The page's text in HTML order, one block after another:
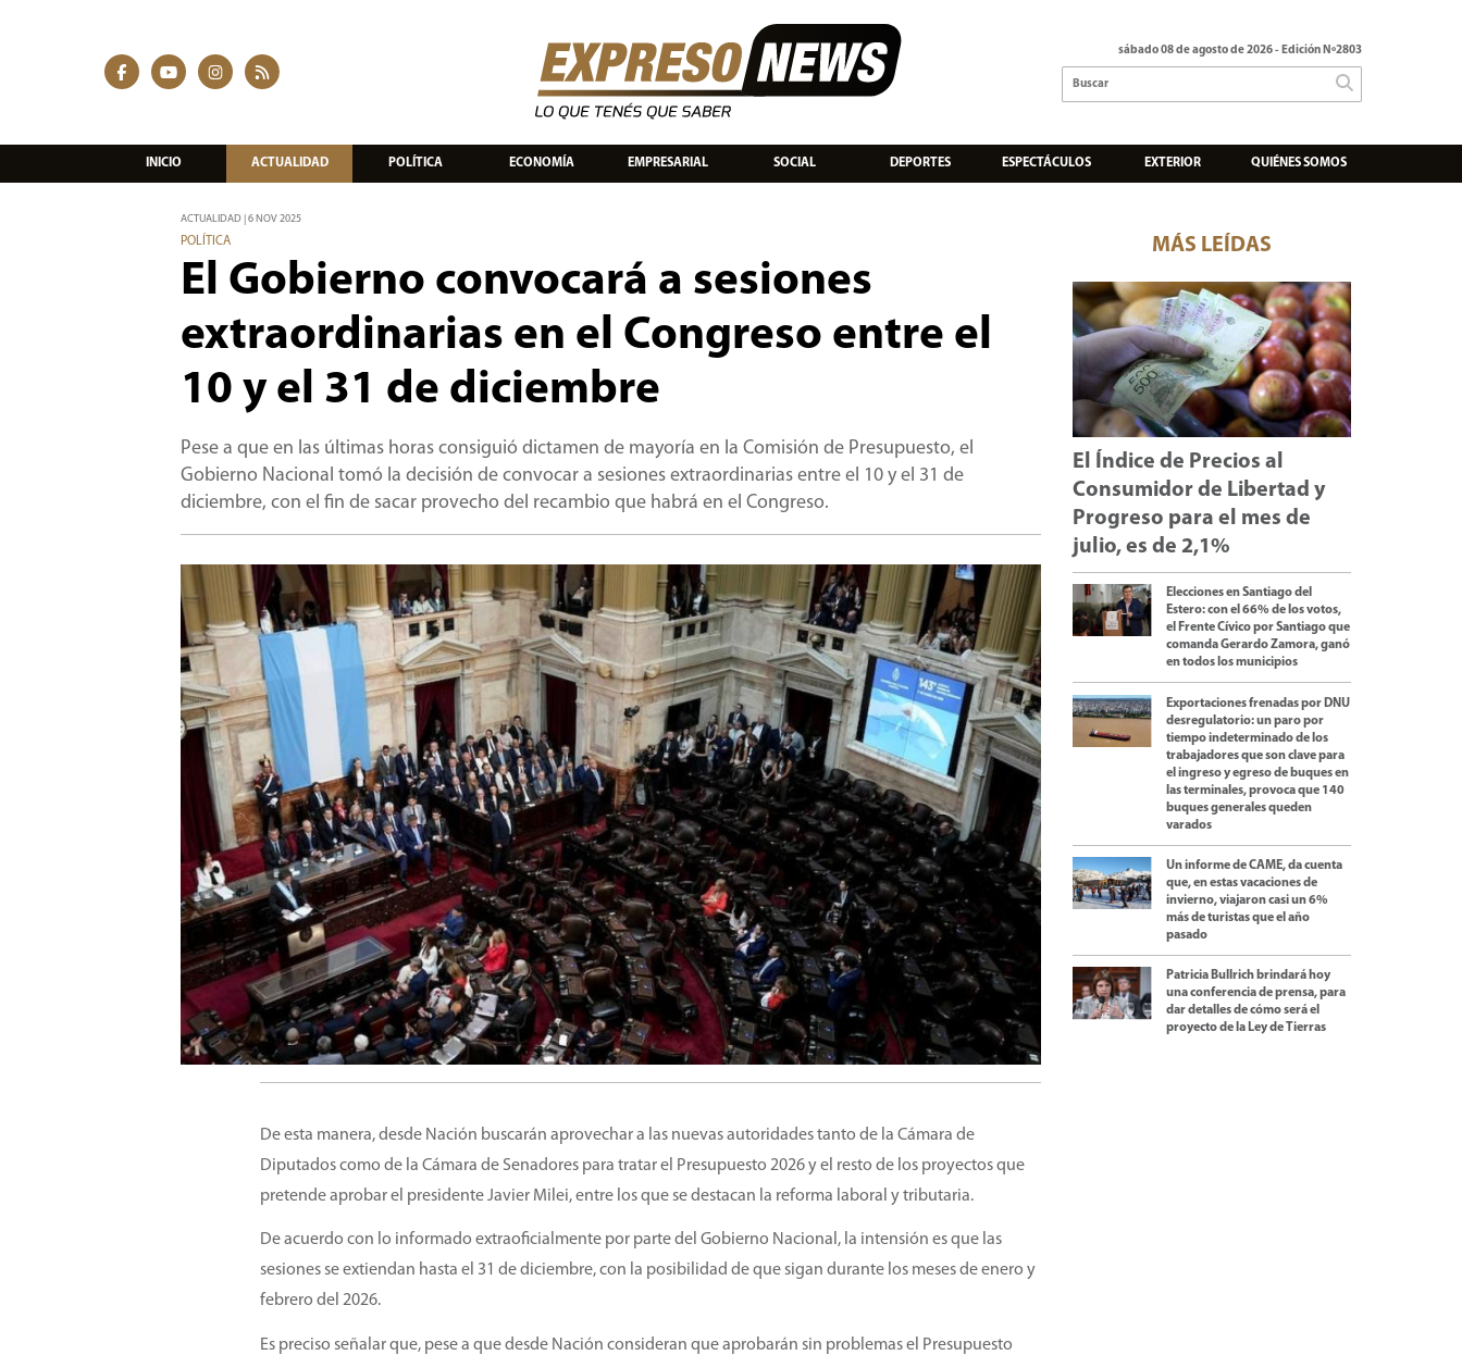
sábado 08 de agosto de 2026- Edición Nº2803
INICIO ACTUALIDAD POLÍTICA ECONOMÍA EMPRESARIAL SOCIAL DEPORTES ESPECTÁCULOS EXTERIOR QUIÉNES SOMOS
ACTUALIDAD | 6 NOV 2025
POLÍTICA
El Gobierno convocará a sesiones
extraordinarias en el Congreso entre el
10 y el 31 de diciembre
Pese a que en las últimas horas consiguió dictamen de mayoría en la Comisión de Presupuesto, el
Gobierno Nacional tomó la decisión de convocar a sesiones extraordinarias entre el 10 y el 31 de
diciembre, con el fin de sacar provecho del recambio que habrá en el Congreso.
De esta manera, desde Nación buscarán aprovechar a las nuevas autoridades tanto de la Cámara de
Diputados como de la Cámara de Senadores para tratar el Presupuesto 2026 y el resto de los proyectos que
pretende aprobar el presidente Javier Milei, entre los que se destacan la reforma laboral y tributaria.
De acuerdo con lo informado extraoficialmente por parte del Gobierno Nacional, la intensión es que las
sesiones se extiendan hasta el 31 de diciembre, con la posibilidad de que sigan durante los meses de enero y
febrero del 2026.
Es preciso señalar que, pese a que desde Nación consideran que aprobarán sin problemas el Presupuesto
MÁS LEÍDAS
El Índice de Precios al
Consumidor de Libertad y
Progreso para el mes de
julio, es de 2,1%
Elecciones en Santiago del
Estero: con el 66% de los votos,
el Frente Cívico por Santiago que
comanda Gerardo Zamora, ganó
en todos los municipios
Exportaciones frenadas por DNU
desregulatorio: un paro por
tiempo indeterminado de los
trabajadores que son clave para
el ingreso y egreso de buques en
las terminales, provoca que 140
buques generales queden
varados
Un informe de CAME, da cuenta
que, en estas vacaciones de
invierno, viajaron casi un 6%
más de turistas que el año
pasado
Patricia Bullrich brindará hoy
una conferencia de prensa, para
dar detalles de cómo será el
proyecto de la Ley de Tierras